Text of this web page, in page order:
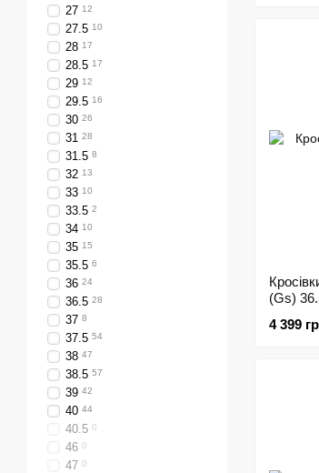
(Gs)
4 399
27 12
27.5 10
28 17
28.5 17
29 12
29.5 16
30 26
31 28
31.5 8
32 13
33 10
33.5 2
34 10
35 15
35.5 6
36 24
36.5 28
37 8
37.5 54
38 47
38.5 57
39 42
40 44
40.5 0
46 0
47 0